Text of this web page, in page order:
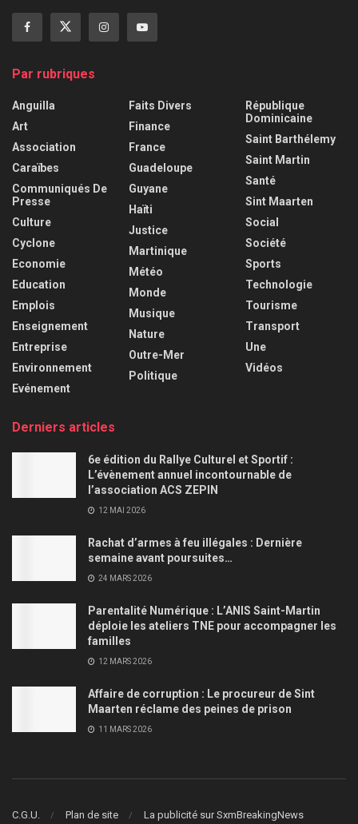
Par rubriques
Anguilla
Art
Association
Caraïbes
Communiqués De
Presse
Culture
Cyclone
Economie
Education
Emplois
Enseignement
Entreprise
Environnement
Evénement
Faits Divers
Finance
France
Guadeloupe
Guyane
Haïti
Justice
Martinique
Météo
Monde
Musique
Nature
Outre-Mer
Politique
République
Dominicaine
Saint Barthélemy
Saint Martin
Santé
Sint Maarten
Social
Société
Sports
Technologie
Tourisme
Transport
Une
Vidéos
Derniers articles
6e édition du Rallye Culturel et Sportif :
L’évènement annuel incontournable de
l’association ACS ZEPIN
12 MAI 2026
Rachat d’armes à feu illégales : Dernière
semaine avant poursuites…
24 MARS 2026
Parentalité Numérique : L’ANIS Saint-Martin
déploie les ateliers TNE pour accompagner les
familles
12 MARS 2026
Affaire de corruption : Le procureur de Sint
Maarten réclame des peines de prison
11 MARS 2026
C.G.U. Plan de site La publicité sur SxmBreakingNews